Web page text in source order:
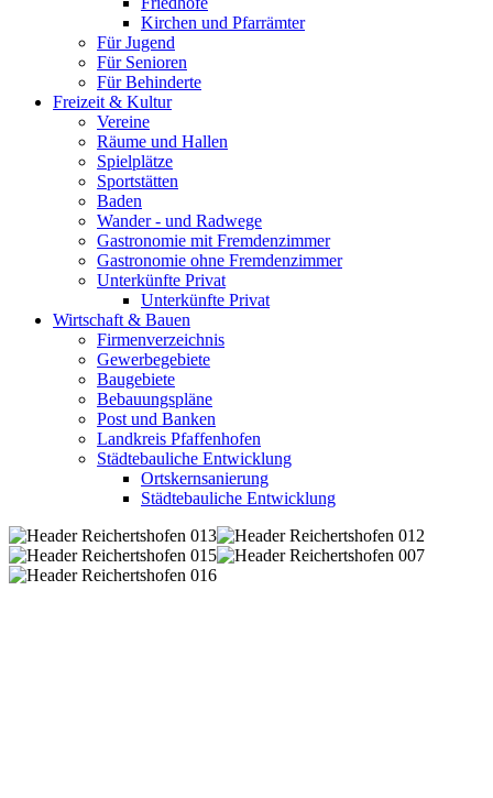
Kirchen und Pfarrämter
Für Jugend
Für Senioren
Für Behinderte
Freizeit & Kultur
Vereine
Räume und Hallen
Spielplätze
Sportstätten
Baden
Wander - und Radwege
Gastronomie mit Fremdenzimmer
Gastronomie ohne Fremdenzimmer
Unterkünfte Privat
Unterkünfte Privat
Wirtschaft & Bauen
Firmenverzeichnis
Gewerbegebiete
Baugebiete
Bebauungspläne
Post und Banken
Landkreis Pfaffenhofen
Städtebauliche Entwicklung
Ortskernsanierung
Städtebauliche Entwicklung